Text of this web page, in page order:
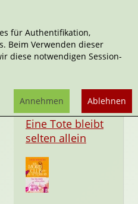
Taschenbuch
Eine Tote bleibt
selten allein
für Authentifikation,
Beim Verwenden dieser
diese notwendigen Session-
Ablehnen
Annehmen